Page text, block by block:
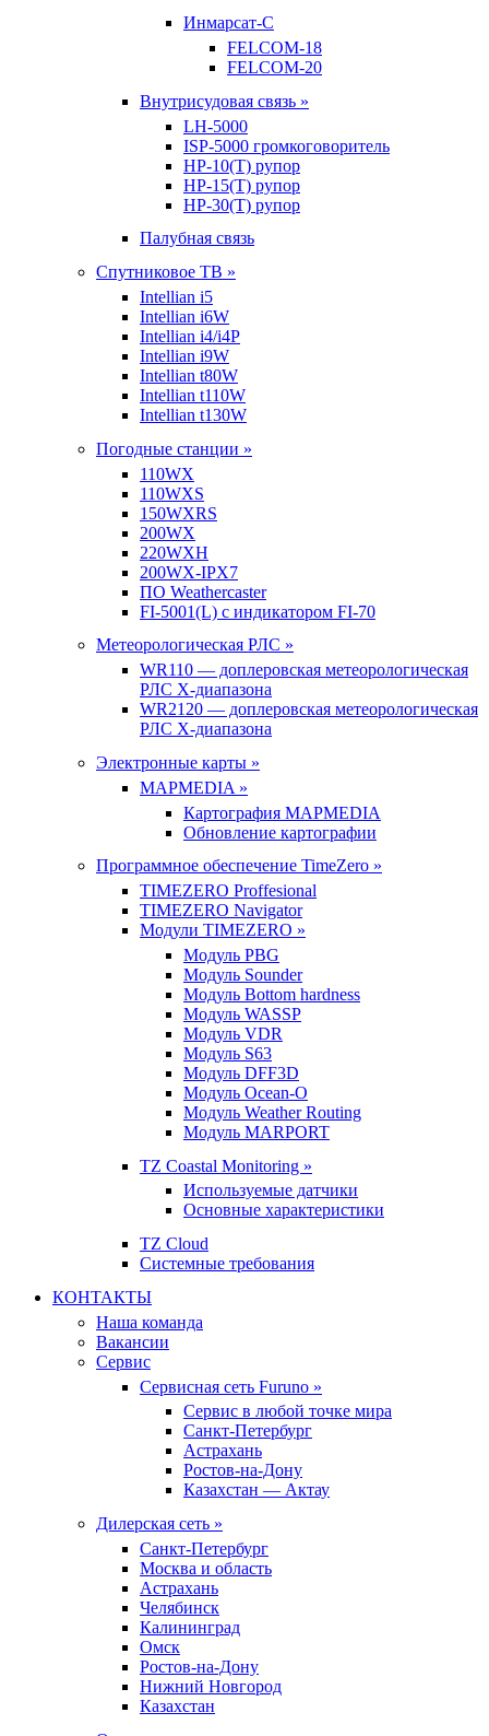
Инмарсат-С
FELCOM-18
FELCOM-20
Внутрисудовая связь »
LH-5000
ISP-5000 громкоговоритель
HP-10(T) рупор
HP-15(T) рупор
HP-30(T) рупор
Палубная связь
Спутниковое ТВ »
Intellian i5
Intellian i6W
Intellian i4/i4P
Intellian i9W
Intellian t80W
Intellian t110W
Intellian t130W
Погодные станции »
110WX
110WXS
150WXRS
200WX
220WXH
200WX-IPX7
ПО Weathercaster
FI-5001(L) с индикатором FI-70
Метеорологическая РЛС »
WR110 — доплеровская метеорологическая
РЛС X-диапазона
WR2120 — доплеровская метеорологическая
РЛС X-диапазона
Электронные карты »
MAPMEDIA »
Картография MAPMEDIA
Обновление картографии
Программное обеспечение TimeZero »
TIMEZERO Proffesional
TIMEZERO Navigator
Модули TIMEZERO »
Модуль PBG
Модуль Sounder
Модуль Bottom hardness
Модуль WASSP
Модуль VDR
Модуль S63
Модуль DFF3D
Модуль Ocean-O
Модуль Weather Routing
Модуль MARPORT
TZ Coastal Monitoring »
Используемые датчики
Основные характеристики
TZ Cloud
Системные требования
КОНТАКТЫ
Наша команда
Вакансии
Сервис
Сервисная сеть Furuno »
Сервис в любой точке мира
Санкт-Петербург
Астрахань
Ростов-на-Дону
Казахстан — Актау
Дилерская сеть »
Санкт-Петербург
Москва и область
Астрахань
Челябинск
Калининград
Омск
Ростов-на-Дону
Нижний Новгород
Казахстан